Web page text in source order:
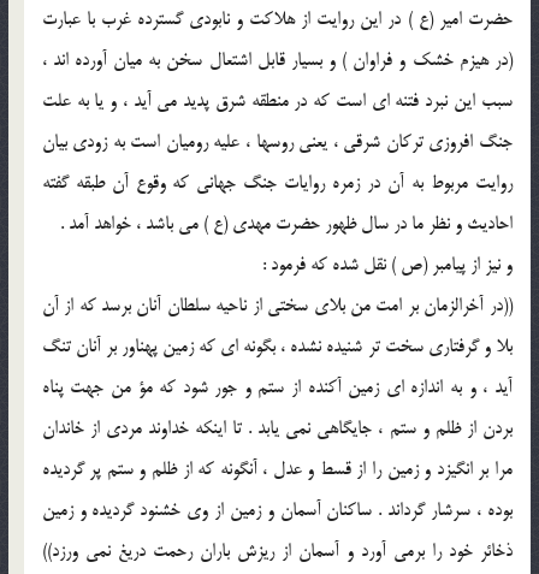
حضرت امیر (ع ) در این روایت از هلاکت و نابودی گسترده غرب با عبارت
(در هیزم خشک و فراوان ) و بسیار قابل اشتعال سخن به میان آورده اند ،
سبب این نبرد فتنه ای است که در منطقه شرق پدید می آید ، و یا به علت
جنگ افروزی ترکان شرقی ، یعنی روسها ، علیه رومیان است به زودی بیان
روایت مربوط به آن در زمره روایات جنگ جهانی که وقوع آن طبقه گفته
احادیث و نظر ما در سال ظهور حضرت مهدی (ع ) می باشد ، خواهد آمد .
و نیز از پیامبر (ص ) نقل شده که فرمود :
((در آخرالزمان بر امت من بلای سختی از ناحیه سلطان آنان برسد که از آن
بلا و گرفتاری سخت تر شنیده نشده ، بگونه ای که زمین پهناور بر آنان تنگ
آید ، و به اندازه ای زمین آکنده از ستم و جور شود که مؤ من جهت پناه
بردن از ظلم و ستم ، جایگاهی نمی یابد . تا اینکه خداوند مردی از خاندان
مرا بر انگیزد و زمین را از قسط و عدل ، آنگونه که از ظلم و ستم پر گردیده
بوده ، سرشار گرداند . ساکنان آسمان و زمین از وی خشنود گردیده و زمین
ذخائر خود را برمی آورد و آسمان از ریزش باران رحمت دریغ نمی ورزد))